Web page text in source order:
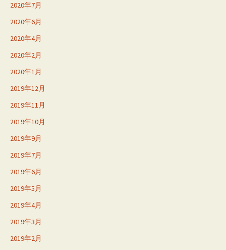
2020年7月
2020年6月
2020年4月
2020年2月
2020年1月
2019年12月
2019年11月
2019年10月
2019年9月
2019年7月
2019年6月
2019年5月
2019年4月
2019年3月
2019年2月